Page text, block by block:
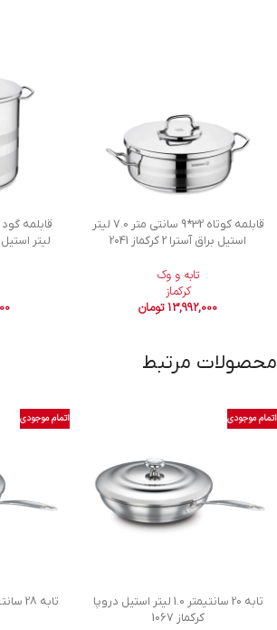
قابلمه کوتاه 32*9 سانتی متر 7.0 لیتر
استیل براق آسترا 2 کرکماز 2041
تابه و وک
کرکماز
13,992,000 تومان
لیتر استیل براق
محصولات مرتبط
اتمام موجودی
تابه 20 سانتیمتر 1.0 لیتر استیل دروپا
کرکماز 1067
اتمام موجودی